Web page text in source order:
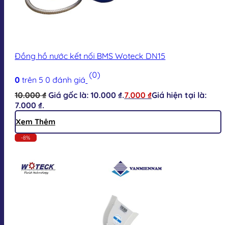
Đồng hồ nước kết nối BMS Woteck DN15
0 trên 5 0 đánh giá (0)
10.000₫ Giá gốc là: 10.000 ₫.7.000 ₫Giá hiện tại là:
7.000 ₫.
Xem Thêm
-8%